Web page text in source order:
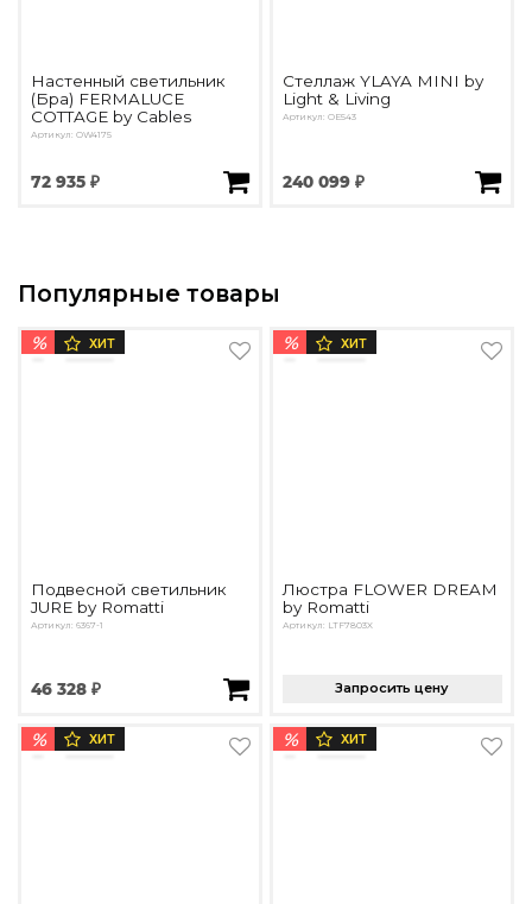
Настенный светильник
(Бра) FERMALUCE
COTTAGE by Cables
Артикул: OW4175
72 935 ₽
Стеллаж YLAYA MINI by
Light & Living
Артикул: OE543
240 099 ₽
Популярные товары
% ХИТ
Подвесной светильник
JURE by Romatti
Артикул: 6367-1
46 328 ₽
% ХИТ
Люстра FLOWER DREAM
by Romatti
Артикул: LTF7803X
Запросить цену
% ХИТ % ХИТ